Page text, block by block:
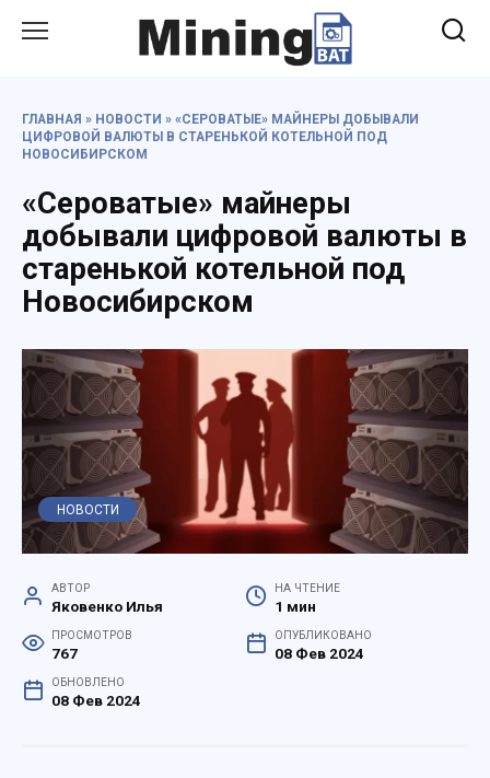
ГЛАВНАЯ » НОВОСТИ » «СЕРОВАТЫЕ» МАЙНЕРЫ ДОБЫВАЛИ
ЦИФРОВОЙ ВАЛЮТЫ В СТАРЕНЬКОЙ КОТЕЛЬНОЙ ПОД
НОВОСИБИРСКОМ
«Сероватые» майнеры
добывали цифровой валюты в
старенькой котельной под
Новосибирском
НОВОСТИ
АВТОР
Яковенко Илья
НА ЧТЕНИЕ
1 мин
ПРОСМОТРОВ
767
ОПУБЛИКОВАНО
08 Фев 2024
ОБНОВЛЕНО
08 Фев 2024